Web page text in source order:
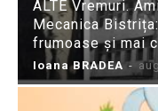
ALTE Vremuri.
Mecanica
frumoase și mai
Ioana BRADEA -